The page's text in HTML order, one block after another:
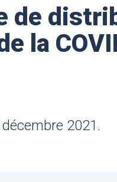
de
la
2021.